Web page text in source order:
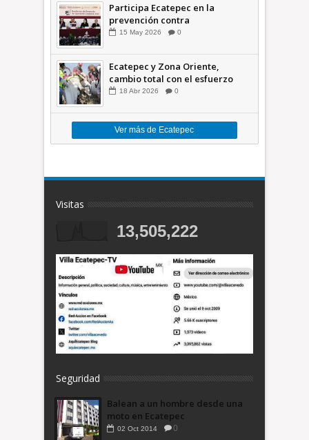
Participa Ecatepec en la
prevención contra
inundaciones en el Valle de
15 May 2026 0
Ecatepec y Zona Oriente,
cambio total con el esfuerzo
conjunto: Azucena; retiran 21
18 Abr 2026 0
Ver más de Ecatepec
Visitas
13,505,222
Seguridad
Balean a un hombre desde una
moto en Ecatepec
02 Oct 2014 0